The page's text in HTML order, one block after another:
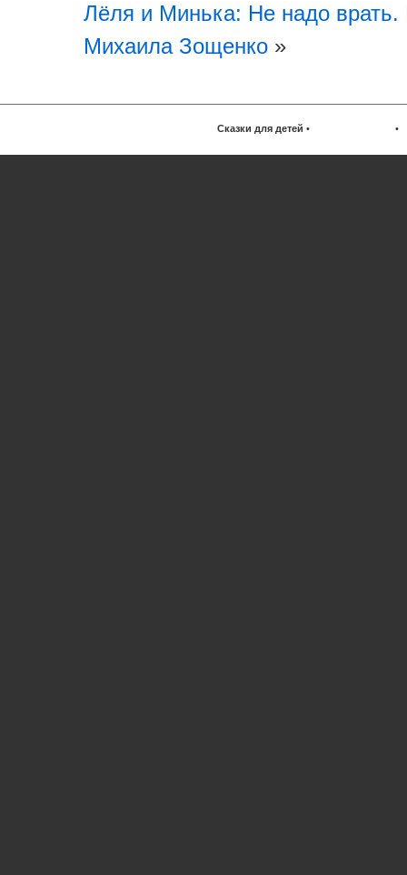
Лёля и Минька: Не надо врать.
Михаила Зощенко »
Сказки для детей • •